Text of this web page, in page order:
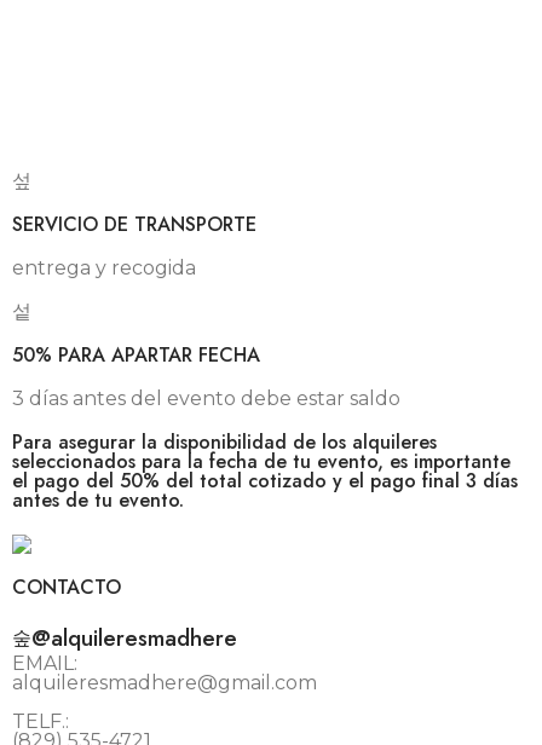
SERVICIO DE TRANSPORTE
entrega y recogida
50% PARA APARTAR FECHA
3 días antes del evento debe estar saldo
Para asegurar la disponibilidad de los alquileres
seleccionados para la fecha de tu evento, es importante
el pago del 50% del total cotizado y el pago final 3 días
antes de tu evento.
CONTACTO
@alquileresmadhere
EMAIL:
alquileresmadhere@gmail.com
TELF.: